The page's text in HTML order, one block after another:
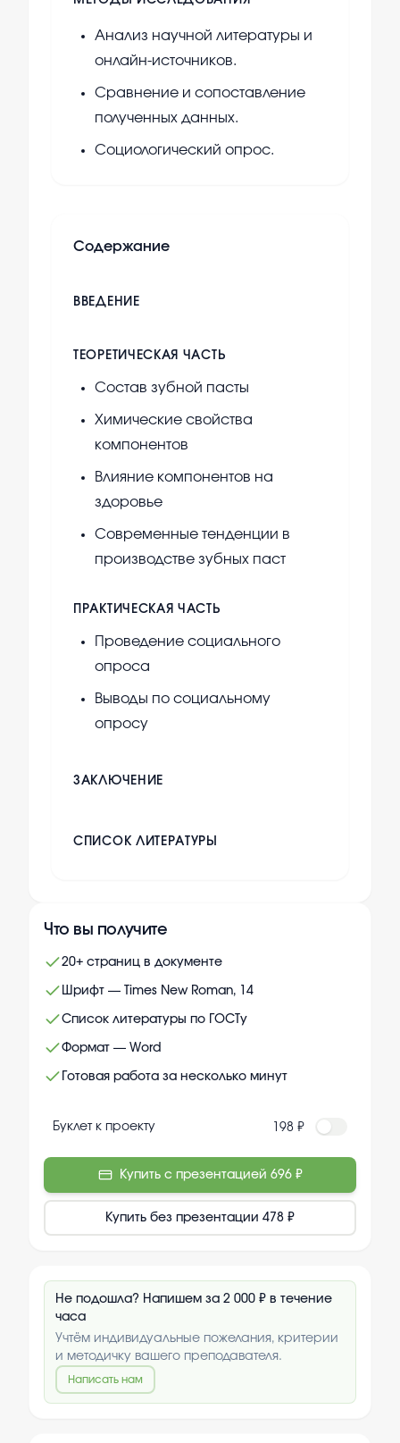
Анализ научной литературы и
онлайн-источников.
Сравнение и сопоставление
полученных данных.
Социологический опрос.
Содержание
ВВЕДЕНИЕ
ТЕОРЕТИЧЕСКАЯ ЧАСТЬ
Состав зубной пасты
Химические свойства
компонентов
Влияние компонентов на
здоровье
Современные тенденции в
производстве зубных паст
ПРАКТИЧЕСКАЯ ЧАСТЬ
Проведение социального
опроса
Выводы по социальному
опросу
ЗАКЛЮЧЕНИЕ
СПИСОК ЛИТЕРАТУРЫ
Что вы получите
20+ страниц в документе
Шрифт — Times New Roman, 14
Список литературы по ГОСТу
Формат — Word
Готовая работа за несколько минут
Буклет к проекту 198 ₽
Купить с презентацией 696 ₽
Купить без презентации 478 ₽
Не подошла? Напишем за 2 000 ₽ в течение
часа
Учтём индивидуальные пожелания, критерии
и методичку вашего преподавателя.
Написать нам